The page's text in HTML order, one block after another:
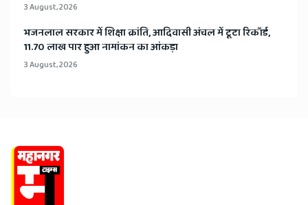
3 August, 2026
भजनलाल सरकार में शिक्षा क्रांति, आदिवासी अंचल में टूटा रिकॉर्ड,
11.70 लाख पार हुआ नामांकन का आंकड़ा
3 August, 2026